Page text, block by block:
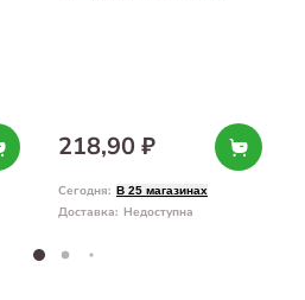
218,90 ₽
Сегодня: В 25 магазинах
Доставка: Недоступна